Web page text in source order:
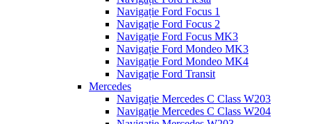
Navigație Ford Focus 1
Navigație Ford Focus 2
Navigație Ford Focus MK3
Navigație Ford Mondeo MK3
Navigație Ford Mondeo MK4
Navigație Ford Transit
Mercedes
Navigație Mercedes C Class W203
Navigație Mercedes C Class W204